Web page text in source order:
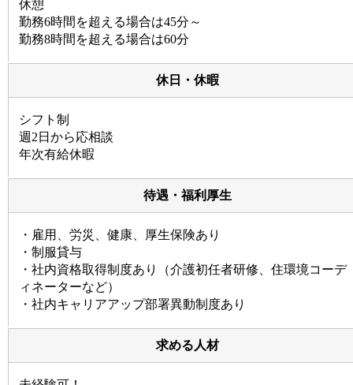
休憩
勤務6時間を超える場合は45分～
勤務8時間を超える場合は60分
休日・休暇
シフト制
週2日から応相談
年次有給休暇
待遇・福利厚生
・雇用、労災、健康、厚生保険あり
・制服貸与
・社内資格取得制度あり（介護初任者研修、住環境コーデ
ィネーターなど）
・社内キャリアアップ部署異動制度あり
求める人材